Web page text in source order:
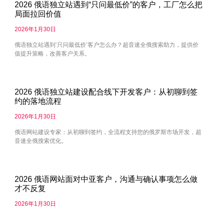
2026 俄语独立站遇到“只问最低价”的客户，工厂怎么把
局面拉回价值
2026年1月30日
俄语独立站遇到‘只问最低价’客户怎么办？超音速全俄搜索助力，提供价
值提升策略，改善客户关系。
2026 俄语独立站建设配合线下开发客户：从初聊到签
约的落地流程
2026年1月30日
俄语网站建设专家：从初聊到签约，全流程支持您的俄罗斯市场开发，超
音速全俄搜索优化。
2026 俄语网站面对中亚客户，沟通与确认事项怎么做
才不反复
2026年1月30日